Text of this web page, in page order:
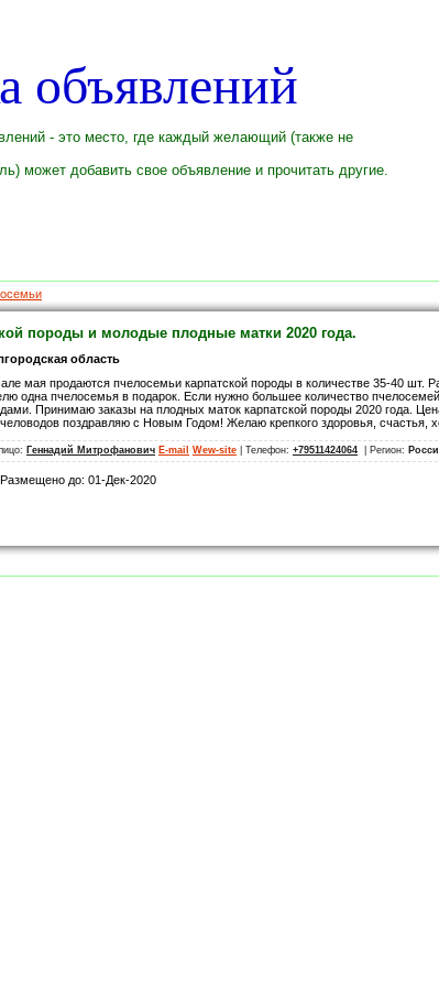
объявлений
- это место, где каждый желающий (также не
может добавить свое объявление и прочитать другие.
породы и молодые плодные матки 2020 года.
область
мая продаются пчелосемьи карпатской породы в количестве 35-40 шт.
одна пчелосемья в подарок. Если нужно большее количество
Принимаю заказы на плодных маток карпатской породы 2020 года.
поздравляю с Новым Годом! Желаю крепкого здоровья, счастья,
Геннадий Митрофанович E-mail Wew-site | Телефон: +79511424064 | Регион:
до: 01-Дек-2020